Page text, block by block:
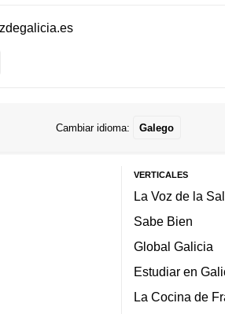
Cambiar idioma: Galego
VERTICALES
La Voz de la
Sabe Bien
Global Galicia
Estudiar en
La Cocina de